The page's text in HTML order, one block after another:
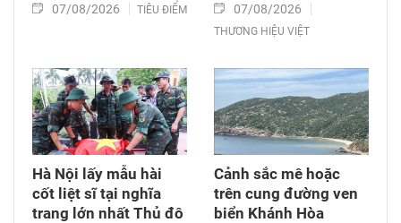
07/08/2026 TIÊU ĐIỂM 07/08/2026
THƯƠNG HIỆU VIỆT
Hà Nội lấy mẫu hài
cốt liệt sĩ tại nghĩa
trang lớn nhất Thủ đô
Cảnh sắc mê hoặc
trên cung đường ven
biển Khánh Hòa